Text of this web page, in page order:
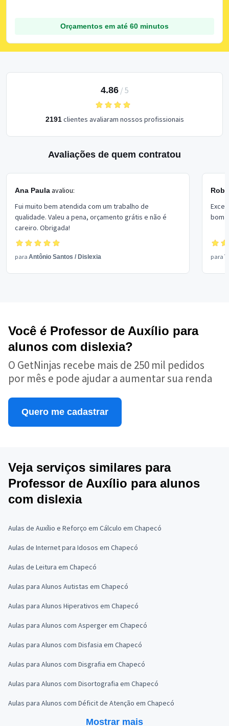
Orçamentos em até 60 minutos
4.86/ 5
2191clientes avaliaram nossos profissionais
Avaliações de quem contratou
Ana Paulaavaliou:
Fui muito bem atendida com um trabalho de
qualidade. Valeu a pena, orçamento grátis e não é
careiro. Obrigada!
para Antônio Santos / Dislexia
bom
para
Você é Professor de Auxílio para
alunos com dislexia?
O GetNinjas recebe mais de 250 mil pedidos
por mês e pode ajudar a aumentar sua renda
Quero me cadastrar
Veja serviços similares para
Professor de Auxílio para alunos
com dislexia
Aulas de Auxílio e Reforço em Cálculo em Chapecó
Aulas de Internet para Idosos em Chapecó
Aulas de Leitura em Chapecó
Aulas para Alunos Autistas em Chapecó
Aulas para Alunos Hiperativos em Chapecó
Aulas para Alunos com Asperger em Chapecó
Aulas para Alunos com Disfasia em Chapecó
Aulas para Alunos com Disgrafia em Chapecó
Aulas para Alunos com Disortografia em Chapecó
Aulas para Alunos com Déficit de Atenção em Chapecó
Mostrar mais